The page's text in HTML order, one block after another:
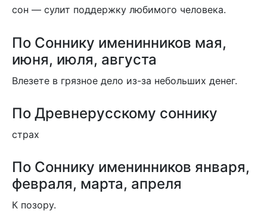
сон — сулит поддержку любимого человека.
По Соннику именинников мая,
июня, июля, августа
Влезете в грязное дело из-за небольших денег.
По Древнерусскому соннику
страх
По Соннику именинников января,
февраля, марта, апреля
К позору.